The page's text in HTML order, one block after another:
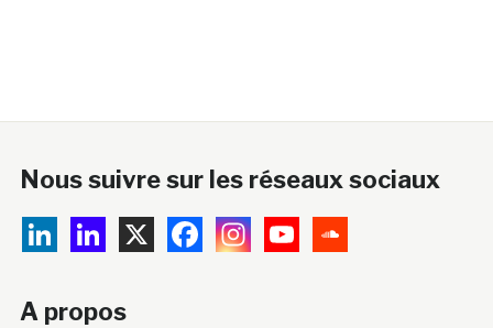
Nous suivre sur les réseaux sociaux
A propos